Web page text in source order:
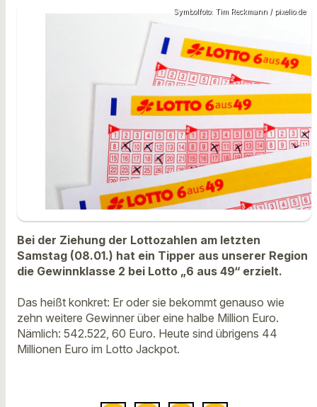
Symbolfoto: Tim Reckmann / pixelio.de
Bei der Ziehung der Lottozahlen am letzten
Samstag (08.01.) hat ein Tipper aus unserer Region
die Gewinnklasse 2 bei Lotto „6 aus 49“ erzielt.
Das heißt konkret: Er oder sie bekommt genauso wie
zehn weitere Gewinner über eine halbe Million Euro.
Nämlich: 542.522, 60 Euro. Heute sind übrigens 44
Millionen Euro im Lotto Jackpot.